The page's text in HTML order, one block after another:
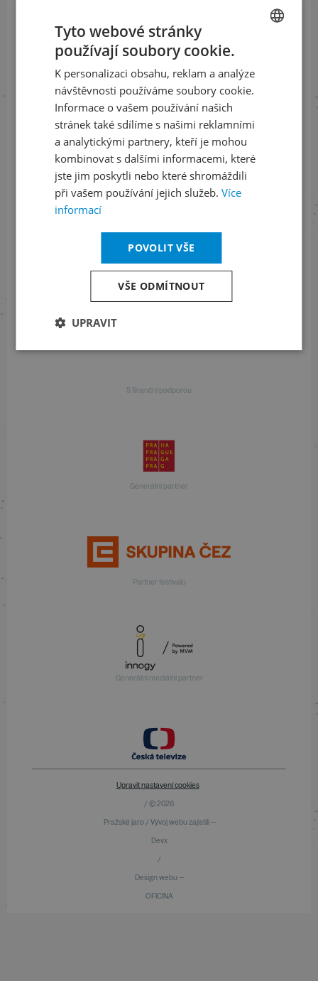
LinkedIn
Informace o stavu objednávek
+420 461 049 232
Informace o programu
S finanční podporou
Generální partner
Partner festivalu
Generální mediální partner
Upravit nastavení cookies
/ © 2026
Pražské jaro / Vývoj webu zajistili —
Devx
/
Design webu —
OFICINA
ENGLISH
Tyto webové stránky
používají soubory cookie.
K personalizaci obsahu, reklam a analýze
návštěvnosti používáme soubory cookie.
Informace o vašem používání našich
stránek také sdílíme s našimi reklamními
a analytickými partnery, kteří je mohou
kombinovat s dalšími informacemi, které
jste jim poskytli nebo které shromáždili
při vašem používání jejich služeb. Více
informací
POVOLIT VŠE
VŠE ODMÍTNOUT
UPRAVIT